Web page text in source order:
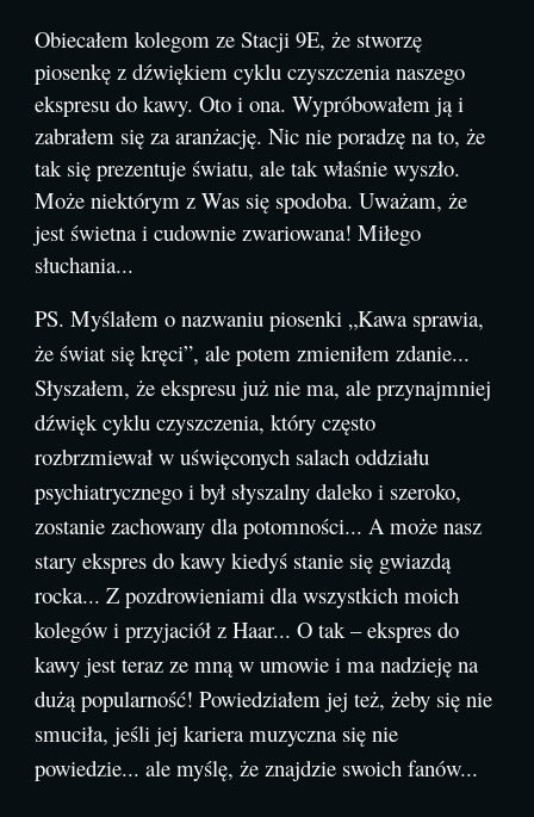
Obiecałem kolegom ze Stacji 9E, że stworzę
piosenkę z dźwiękiem cyklu czyszczenia naszego
ekspresu do kawy. Oto i ona. Wypróbowałem ją i
zabrałem się za aranżację. Nic nie poradzę na to, że
tak się prezentuje światu, ale tak właśnie wyszło.
Może niektórym z Was się spodoba. Uważam, że
jest świetna i cudownie zwariowana! Miłego
słuchania...
PS. Myślałem o nazwaniu piosenki „Kawa sprawia,
że ​​świat się kręci”, ale potem zmieniłem zdanie...
Słyszałem, że ekspresu już nie ma, ale przynajmniej
dźwięk cyklu czyszczenia, który często
rozbrzmiewał w uświęconych salach oddziału
psychiatrycznego i był słyszalny daleko i szeroko,
zostanie zachowany dla potomności... A może nasz
stary ekspres do kawy kiedyś stanie się gwiazdą
rocka... Z pozdrowieniami dla wszystkich moich
kolegów i przyjaciół z Haar... O tak – ekspres do
kawy jest teraz ze mną w umowie i ma nadzieję na
dużą popularność! Powiedziałem jej też, żeby się nie
smuciła, jeśli jej kariera muzyczna się nie
powiedzie... ale myślę, że znajdzie swoich fanów...